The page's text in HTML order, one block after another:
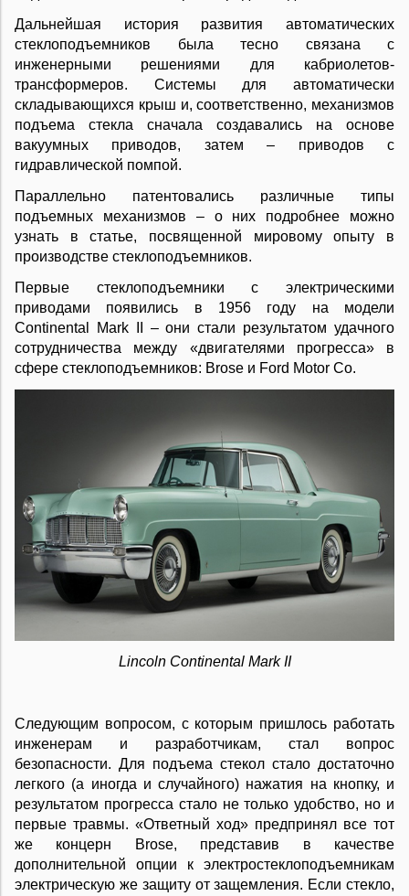
Дальнейшая история развития автоматических
стеклоподъемников была тесно связана с
инженерными решениями для кабриолетов-
трансформеров. Системы для автоматически
складывающихся крыш и, соответственно, механизмов
подъема стекла сначала создавались на основе
вакуумных приводов, затем – приводов с
гидравлической помпой.
Параллельно патентовались различные типы
подъемных механизмов – о них подробнее можно
узнать в статье, посвященной мировому опыту в
производстве стеклоподъемников.
Первые стеклоподъемники с электрическими
приводами появились в 1956 году на модели
Continental Mark II – они стали результатом удачного
сотрудничества между «двигателями прогресса» в
сфере стеклоподъемников: Brose и Ford Motor Co.
Lincoln Continental Mark II
Следующим вопросом, с которым пришлось работать
инженерам и разработчикам, стал вопрос
безопасности. Для подъема стекол стало достаточно
легкого (а иногда и случайного) нажатия на кнопку, и
результатом прогресса стало не только удобство, но и
первые травмы. «Ответный ход» предпринял все тот
же концерн Brose, представив в качестве
дополнительной опции к электростеклоподъемникам
электрическую же защиту от защемления. Если стекло,